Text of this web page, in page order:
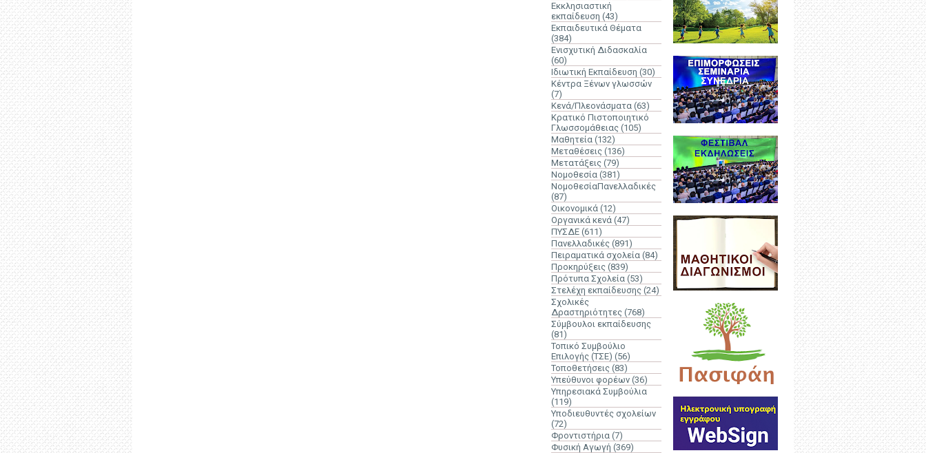
Εκκλησιαστική
εκπαίδευση (43)
Εκπαιδευτικά Θέματα
(384)
Ενισχυτική Διδασκαλία
(60)
Ιδιωτική Εκπαίδευση (30)
Κέντρα Ξένων γλωσσών
(7)
Κενά/Πλεονάσματα (63)
Κρατικό Πιστοποιητικό
Γλωσσομάθειας (105)
Μαθητεία (132)
Μεταθέσεις (136)
Μετατάξεις (79)
Νομοθεσία (381)
ΝομοθεσίαΠανελλαδικές
(87)
Οικονομικά (12)
Οργανικά κενά (47)
ΠΥΣΔΕ (611)
Πανελλαδικές (891)
Πειραματικά σχολεία (84)
Προκηρύξεις (839)
Πρότυπα Σχολεία (53)
Στελέχη εκπαίδευσης (24)
Σχολικές
Δραστηριότητες (768)
Σύμβουλοι εκπαίδευσης
(81)
Τοπικό Συμβούλιο
Επιλογής (ΤΣΕ) (56)
Τοποθετήσεις (83)
Υπεύθυνοι φορέων (36)
Υπηρεσιακά Συμβούλια
(119)
Υποδιευθυντές σχολείων
(72)
Φροντιστήρια (7)
Φυσική Αγωγή (369)